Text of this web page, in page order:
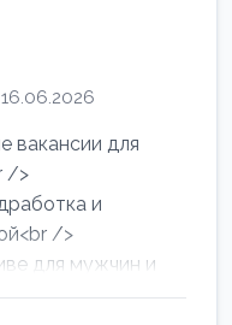
вакансии для
/>
и
/>
для мужчин и